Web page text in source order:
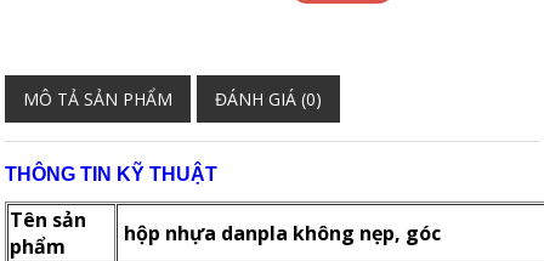
MÔ TẢ SẢN PHẨM ĐÁNH GIÁ (0)
THÔNG TIN KỸ THUẬT
Tên sản
phẩm
hộp nhựa danpla không nẹp, góc